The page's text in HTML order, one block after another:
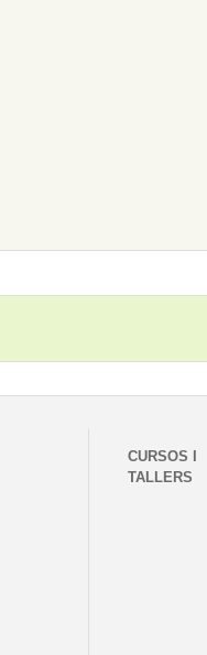
CURSOS I
TALLERS